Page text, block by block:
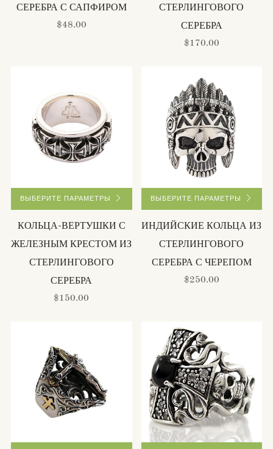
СЕРЕБРА С САПФИРОМ
$48.00
СТЕРЛИНГОВОГО
СЕРЕБРА
$170.00
ВЫБЕРИТЕ ПАРАМЕТРЫ
КОЛЬЦА-ВЕРТУШКИ С
ЖЕЛЕЗНЫМ КРЕСТОМ ИЗ
СТЕРЛИНГОВОГО
СЕРЕБРА
$150.00
ВЫБЕРИТЕ ПАРАМЕТРЫ
ИНДИЙСКИЕ КОЛЬЦА ИЗ
СТЕРЛИНГОВОГО
СЕРЕБРА С ЧЕРЕПОМ
$250.00